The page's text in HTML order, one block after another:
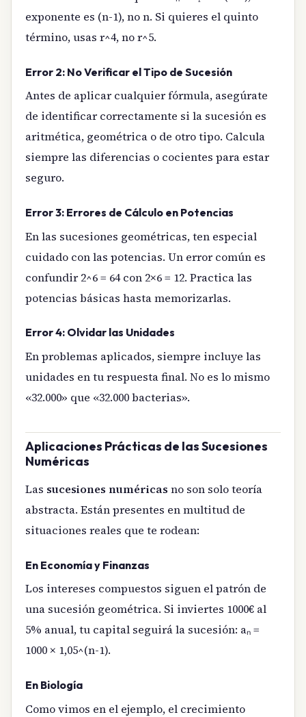
exponente es (n-1), no n. Si quieres el quinto
término, usas r^4, no r^5.
Error 2: No Verificar el Tipo de Sucesión
Antes de aplicar cualquier fórmula, asegúrate
de identificar correctamente si la sucesión es
aritmética, geométrica o de otro tipo. Calcula
siempre las diferencias o cocientes para estar
seguro.
Error 3: Errores de Cálculo en Potencias
En las sucesiones geométricas, ten especial
cuidado con las potencias. Un error común es
confundir 2^6 = 64 con 2×6 = 12. Practica las
potencias básicas hasta memorizarlas.
Error 4: Olvidar las Unidades
En problemas aplicados, siempre incluye las
unidades en tu respuesta final. No es lo mismo
«32.000» que «32.000 bacterias».
Aplicaciones Prácticas de las Sucesiones
Numéricas
Las sucesiones numéricas no son solo teoría
abstracta. Están presentes en multitud de
situaciones reales que te rodean:
En Economía y Finanzas
Los intereses compuestos siguen el patrón de
una sucesión geométrica. Si inviertes 1000€ al
5% anual, tu capital seguirá la sucesión: aₙ =
1000 × 1,05^(n-1).
En Biología
Como vimos en el ejemplo, el crecimiento